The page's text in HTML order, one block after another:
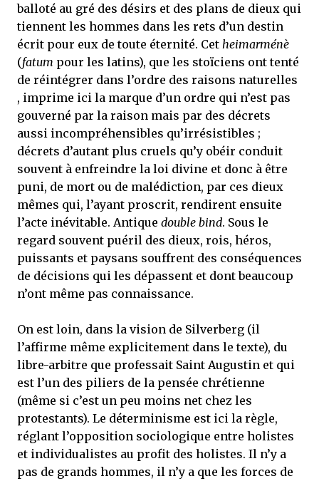
balloté au gré des désirs et des plans de dieux qui
tiennent les hommes dans les rets d’un destin
écrit pour eux de toute éternité. Cet heimarménè
(fatum pour les latins), que les stoïciens ont tenté
de réintégrer dans l’ordre des raisons naturelles
, imprime ici la marque d’un ordre qui n’est pas
gouverné par la raison mais par des décrets
aussi incompréhensibles qu’irrésistibles ;
décrets d’autant plus cruels qu’y obéir conduit
souvent à enfreindre la loi divine et donc à être
puni, de mort ou de malédiction, par ces dieux
mêmes qui, l’ayant proscrit, rendirent ensuite
l’acte inévitable. Antique double bind. Sous le
regard souvent puéril des dieux, rois, héros,
puissants et paysans souffrent des conséquences
de décisions qui les dépassent et dont beaucoup
n’ont même pas connaissance.
On est loin, dans la vision de Silverberg (il
l’affirme même explicitement dans le texte), du
libre-arbitre que professait Saint Augustin et qui
est l’un des piliers de la pensée chrétienne
(même si c’est un peu moins net chez les
protestants). Le déterminisme est ici la règle,
réglant l’opposition sociologique entre holistes
et individualistes au profit des holistes. Il n’y a
pas de grands hommes, il n’y a que les forces de